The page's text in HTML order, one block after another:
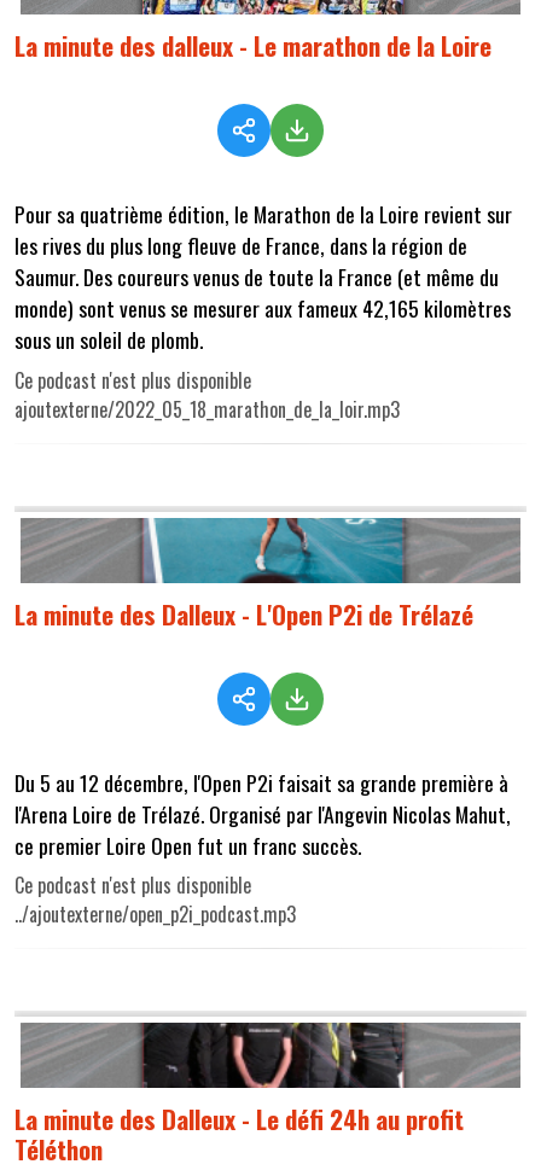
La minute des dalleux - Le marathon de la Loire
Pour sa quatrième édition, le Marathon de la Loire revient sur
les rives du plus long fleuve de France, dans la région de
Saumur. Des coureurs venus de toute la France (et même du
monde) sont venus se mesurer aux fameux 42,165 kilomètres
sous un soleil de plomb.
Ce podcast n'est plus disponible
ajoutexterne/2022_05_18_marathon_de_la_loir.mp3
La minute des Dalleux - L'Open P2i de Trélazé
Du 5 au 12 décembre, l'Open P2i faisait sa grande première à
l'Arena Loire de Trélazé. Organisé par l'Angevin Nicolas Mahut,
ce premier Loire Open fut un franc succès.
Ce podcast n'est plus disponible
../ajoutexterne/open_p2i_podcast.mp3
La minute des Dalleux - Le défi 24h au profit
Téléthon